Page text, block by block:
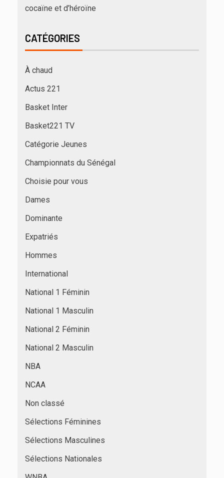
cocaïne et d’héroïne
CATÉGORIES
À chaud
Actus 221
Basket Inter
Basket221 TV
Catégorie Jeunes
Championnats du Sénégal
Choisie pour vous
Dames
Dominante
Expatriés
Hommes
International
National 1 Féminin
National 1 Masculin
National 2 Féminin
National 2 Masculin
NBA
NCAA
Non classé
Sélections Féminines
Sélections Masculines
Sélections Nationales